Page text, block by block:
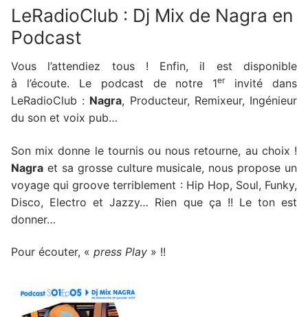
LeRadioClub : Dj Mix de Nagra en
Podcast
Vous l’attendiez tous ! Enfin, il est disponible
à l’écoute. Le podcast de notre 1erinvité dans
LeRadioClub : Nagra, Producteur, Remixeur, Ingénieur
du son et voix pub…
Son mix donne le tournis ou nous retourne, au choix !
Nagra et sa grosse culture musicale, nous propose un
voyage qui groove terriblement : Hip Hop, Soul, Funky,
Disco, Electro et Jazzy… Rien que ça !! Le ton est
donner…
Pour écouter, « press Play » !!